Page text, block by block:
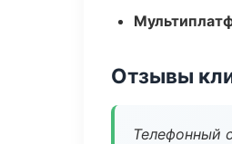
Отзывы
Телефонный